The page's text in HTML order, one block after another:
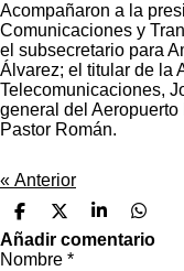
Acompañaron a la
Comunicaciones y
el subsecretario para
Álvarez; el titular de la
Telecomunicaciones,
general del Aeropuerto
Pastor Román.
« Anterior
C
o
m
C
o
m
C
o
C
o
Añadir comentario
Nombre *